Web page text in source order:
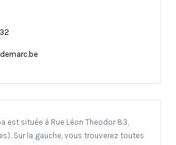
est située à Rue Léon Theodor 83,
Sur la gauche, vous trouverez toutes